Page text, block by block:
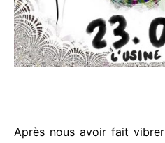
Après nous avoir fait vibrer